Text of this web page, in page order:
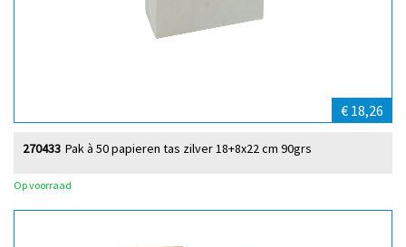
€ 18,26
Pak à 50 papieren tas zilver 18+8x22 cm 90grs
270433
Op voorraad